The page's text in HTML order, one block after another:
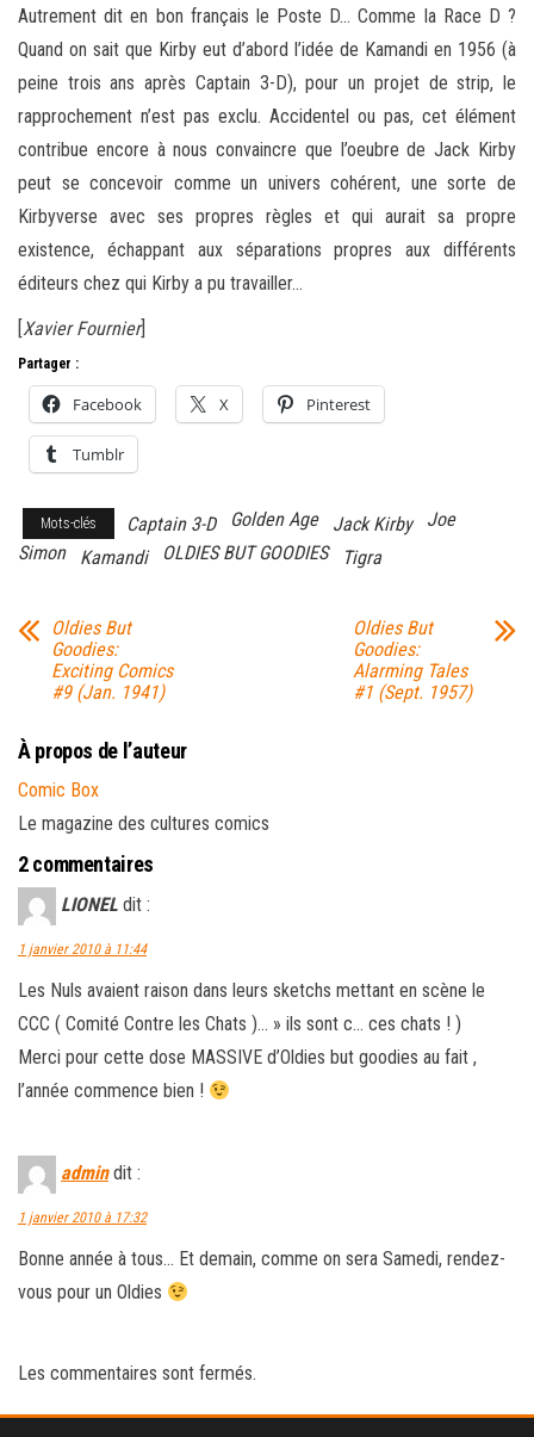
Autrement dit en bon français le Poste D… Comme la Race D ?
Quand on sait que Kirby eut d’abord l’idée de Kamandi en 1956 (à
peine trois ans après Captain 3-D), pour un projet de strip, le
rapprochement n’est pas exclu. Accidentel ou pas, cet élément
contribue encore à nous convaincre que l’oeubre de Jack Kirby
peut se concevoir comme un univers cohérent, une sorte de
Kirbyverse avec ses propres règles et qui aurait sa propre
existence, échappant aux séparations propres aux différents
éditeurs chez qui Kirby a pu travailler…
Xavier Fournier]
Partager :
Facebook X Pinterest
Tumblr
Mots-clés Captain 3-D Golden Age Jack Kirby
Joe
Simon
Kamandi OLDIES BUT GOODIES Tigra
Oldies But
Goodies:
Exciting Comics
#9 (Jan. 1941)
Oldies But
Goodies:
Alarming Tales
#1 (Sept. 1957)
À propos de l’auteur
Comic Box
Le magazine des cultures comics
2 commentaires
LIONEL dit :
1 janvier 2010 à 11:44
Les Nuls avaient raison dans leurs sketchs mettant en scène le
CCC ( Comité Contre les Chats )… » ils sont c… ces chats ! )
Merci pour cette dose MASSIVE d’Oldies but goodies au fait ,
l’année commence bien !
admin dit :
1 janvier 2010 à 17:32
Bonne année à tous… Et demain, comme on sera Samedi, rendez-
vous pour un Oldies
Les commentaires sont fermés.